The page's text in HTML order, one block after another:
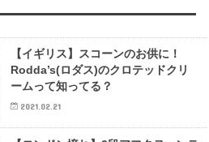
【イギリス】スコーンのお供に！
Rodda’s(ロダス)のクロテッドクリ
ームって知ってる？
2021.02.21